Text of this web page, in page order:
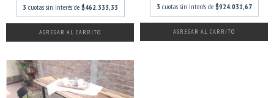
3 cuotas sin interés de $462.333,33
AGREGAR AL CARRITO
3 cuotas sin interés de $924.031,67
AGREGAR AL CARRITO